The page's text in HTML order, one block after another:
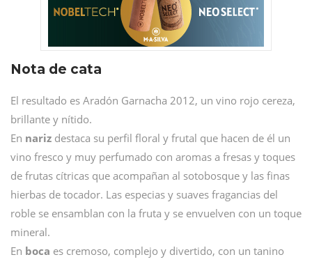
Nota de cata
El resultado es Aradón Garnacha 2012, un vino rojo cereza,
brillante y nítido.
En nariz destaca su perfil floral y frutal que hacen de él un
vino fresco y muy perfumado con aromas a fresas y toques
de frutas cítricas que acompañan al sotobosque y las finas
hierbas de tocador. Las especias y suaves fragancias del
roble se ensamblan con la fruta y se envuelven con un toque
mineral.
En boca es cremoso, complejo y divertido, con un tanino